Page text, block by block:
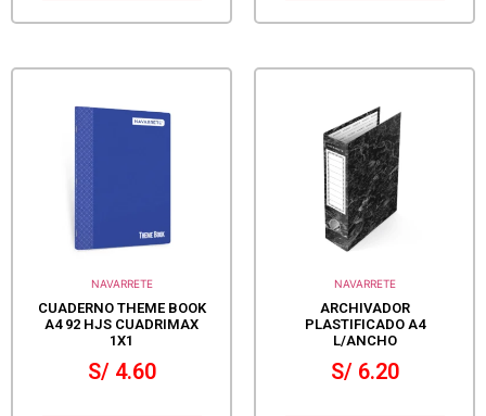
NAVARRETE
CUADERNO THEME BOOK
A4 92 HJS CUADRIMAX
1X1
S/4.60
NAVARRETE
ARCHIVADOR
PLASTIFICADO A4
L/ANCHO
S/6.20